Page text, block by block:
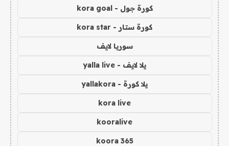
كورة جول - kora goal
كورة ستار - kora star
سوريا لايف
يلا لايف - yalla live
يلا كورة - yallakora
kora live
kooralive
koora 365